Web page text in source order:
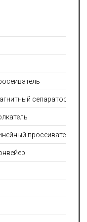
сепаратор
просеиватель